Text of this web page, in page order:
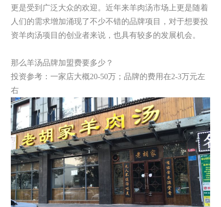
更是受到广泛大众的欢迎。近年来羊肉汤市场上更是随着
人们的需求增加涌现了不少不错的品牌项目，对于想要投
资羊肉汤项目的创业者来说，也具有较多的发展机会。
那么羊汤品牌加盟费要多少？
投资参考：一家店大概20-50万；品牌的费用在2-3万元左
右